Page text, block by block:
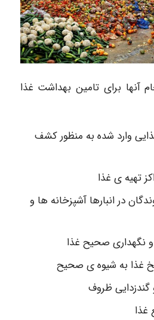
آنها برای تامین بهداشت غذا
وارد شده به منظور کشف
تهیه ی غذا
در انبارها آشپزخانه ها و
نگهداری صحیح غذا
غذا به شیوه ی صحیح
ظروف
غذا